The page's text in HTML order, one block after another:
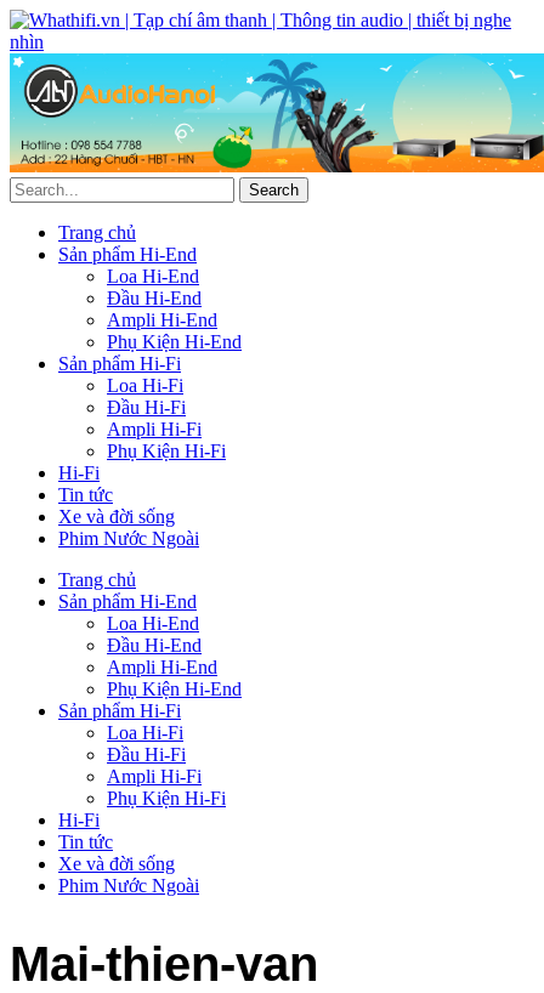
Trang chủ
Sản phẩm Hi-End
Loa Hi-End
Đầu Hi-End
Ampli Hi-End
Phụ Kiện Hi-End
Sản phẩm Hi-Fi
Loa Hi-Fi
Đầu Hi-Fi
Ampli Hi-Fi
Phụ Kiện Hi-Fi
Hi-Fi
Tin tức
Xe và đời sống
Phim Nước Ngoài
Trang chủ
Sản phẩm Hi-End
Loa Hi-End
Đầu Hi-End
Ampli Hi-End
Phụ Kiện Hi-End
Sản phẩm Hi-Fi
Loa Hi-Fi
Đầu Hi-Fi
Ampli Hi-Fi
Phụ Kiện Hi-Fi
Hi-Fi
Tin tức
Xe và đời sống
Phim Nước Ngoài
Mai-thien-van